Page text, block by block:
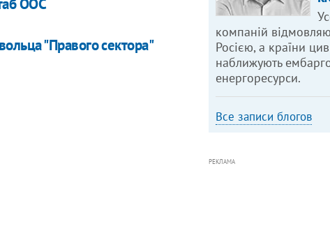
"Правого сектора"
компаній
Росією, а країни
наближують
енергоресурси.
Все записи блогов
РЕКЛАМА